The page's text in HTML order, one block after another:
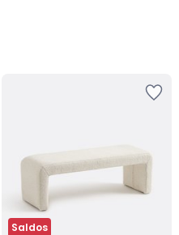
Saldos